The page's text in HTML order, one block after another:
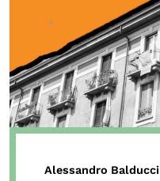
Alessandro Balducci